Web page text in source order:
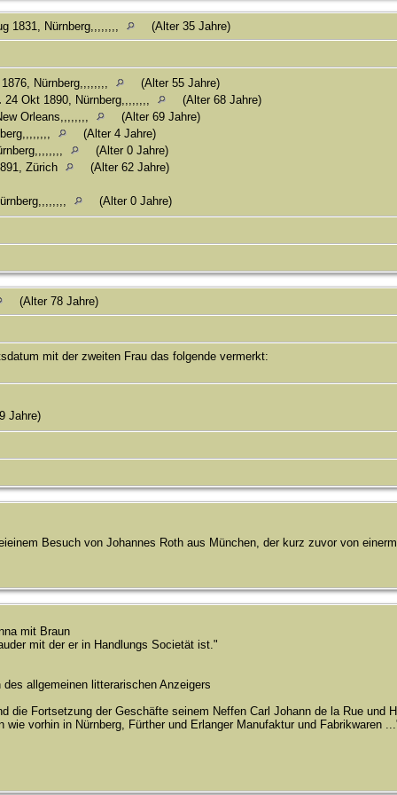
1831, Nürnberg,,,,,,,, (Alter 35 Jahre)
Nürnberg,,,,,,,,
(Alter 55 Jahre)
24 Okt 1890, Nürnberg,,,,,,,,
(Alter 68 Jahre)
Orleans,,,,,,,,
(Alter 69 Jahre)
(Alter 4 Jahre)
(Alter 0 Jahre)
Zürich
(Alter 62 Jahre)
(Alter 0 Jahre)
(Alter 78 Jahre)
mit der zweiten Frau das folgende vermerkt:
Jahre)
Besuch von Johannes Roth aus München, der kurz zuvor von
mit Braun
mit der er in Handlungs Societät ist."
allgemeinen litterarischen Anzeigers
die Fortsetzung der Geschäfte seinem Neffen Carl Johann de la Rue und
vorhin in Nürnberg, Fürther und Erlanger Manufaktur und Fabrikwaren